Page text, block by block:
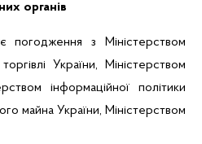
органів
погодження з Міністерством
України, Міністерством
інформаційної політики
майна України, Міністерством